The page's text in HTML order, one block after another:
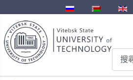
選擇你的語言
搜尋